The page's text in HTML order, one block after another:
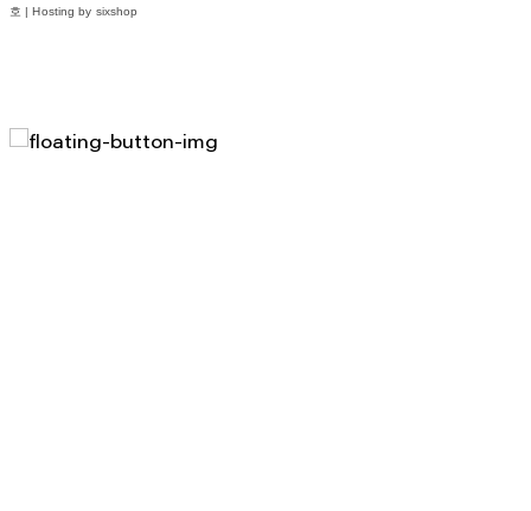
호 | Hosting by sixshop